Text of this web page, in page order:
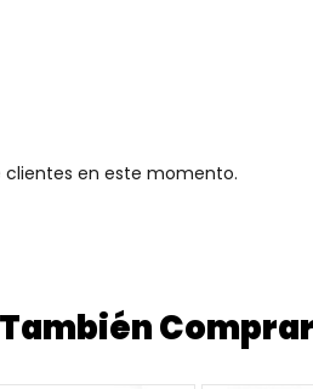
clientes en este momento.